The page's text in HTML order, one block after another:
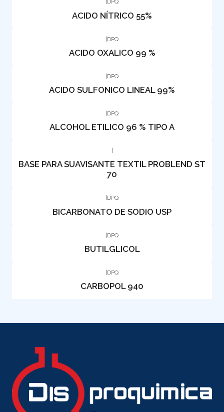
DPQ
ACIDO NÍTRICO 55%
|DPQ
ACIDO OXALICO 99 %
|DPQ
ACIDO SULFONICO LINEAL 99%
DPQ
ALCOHOL ETILICO 96 % TIPO A
BASE PARA SUAVISANTE TEXTIL PROBLEND ST
70
DPQ
BICARBONATO DE SODIO USP
|DPQ
BUTILGLICOL
|DPQ
CARBOPOL 940